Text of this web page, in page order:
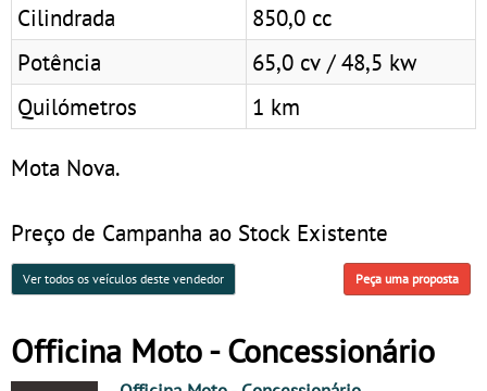
Cilindrada
850,0 cc
Potência
65,0 cv / 48,5 kw
Quilómetros
1 km
Mota Nova.
Preço de Campanha ao Stock Existente
Ver todos os veículos deste vendedor Peça uma proposta
Officina Moto - Concessionário